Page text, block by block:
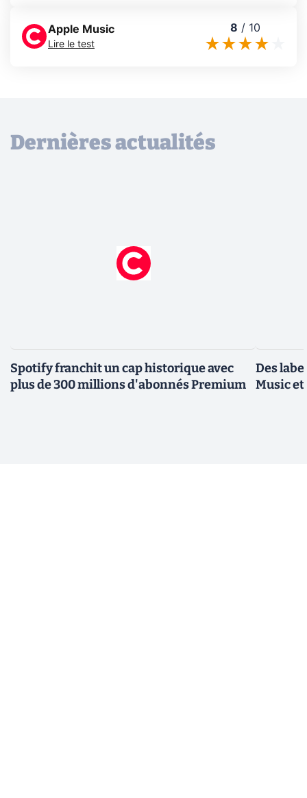
Apple Music
Lire le test
8 / 10
Dernières actualités
Spotify franchit un cap historique avec
plus de 300 millions d'abonnés Premium
Des
Music